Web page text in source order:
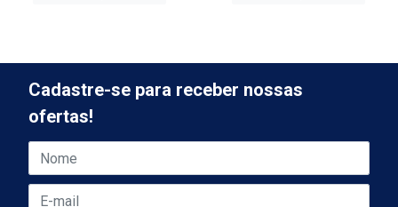
Cadastre-se para receber nossas
ofertas!